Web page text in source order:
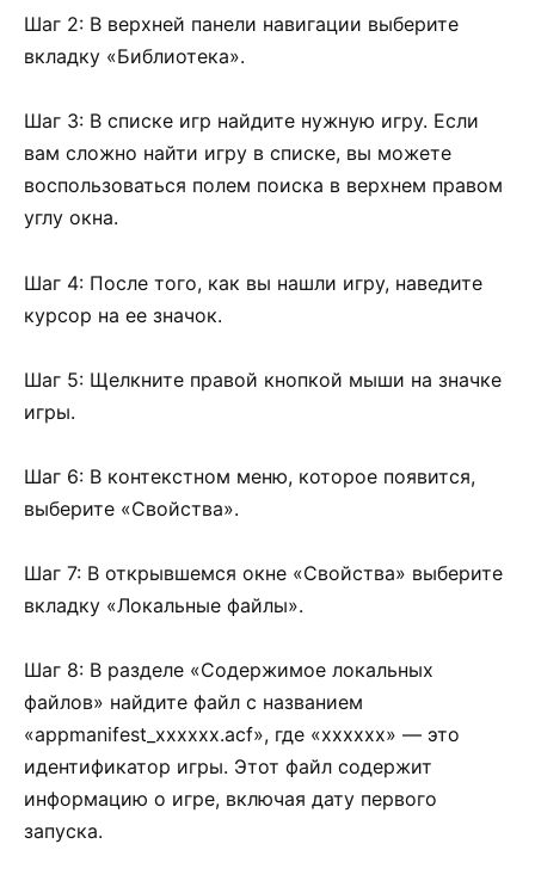
Шаг 2: В верхней панели навигации выберите
вкладку «Библиотека».
Шаг 3: В списке игр найдите нужную игру. Если
вам сложно найти игру в списке, вы можете
воспользоваться полем поиска в верхнем правом
углу окна.
Шаг 4: После того, как вы нашли игру, наведите
курсор на ее значок.
Шаг 5: Щелкните правой кнопкой мыши на значке
игры.
Шаг 6: В контекстном меню, которое появится,
выберите «Свойства».
Шаг 7: В открывшемся окне «Свойства» выберите
вкладку «Локальные файлы».
Шаг 8: В разделе «Содержимое локальных
файлов» найдите файл с названием
«appmanifest_xxxxxx.acf», где «xxxxxx» — это
идентификатор игры. Этот файл содержит
информацию о игре, включая дату первого
запуска.